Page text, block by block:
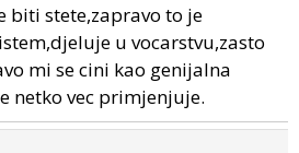
biti stete,zapravo to je
u vocarstvu,zasto
mi se cini kao genijalna
netko vec primjenjuje.